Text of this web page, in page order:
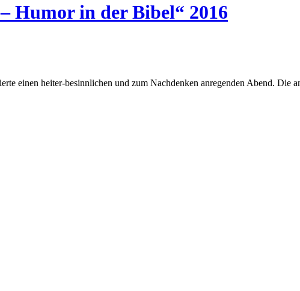
Humor in der Bibel“ 2016
einen heiter-besinnlichen und zum Nachdenken anregenden Abend. Die